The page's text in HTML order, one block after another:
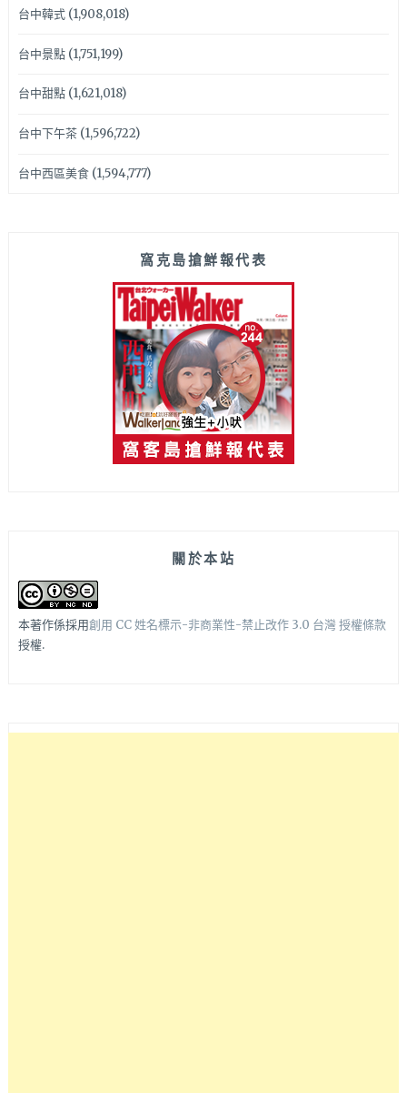
台中韓式(1,908,018)
台中景點(1,751,199)
台中甜點(1,621,018)
台中下午茶(1,596,722)
台中西區美食(1,594,777)
窩克島搶鮮報代表
關於本站
本著作係採用創用 CC 姓名標示-非商業性-禁止改作 3.0 台灣 授權條款
授權.